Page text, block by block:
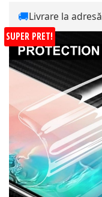
🚚Livrare la adresă
SUPER PRET!